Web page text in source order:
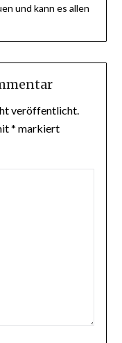
und kann es allen
veröffentlicht.
* markiert